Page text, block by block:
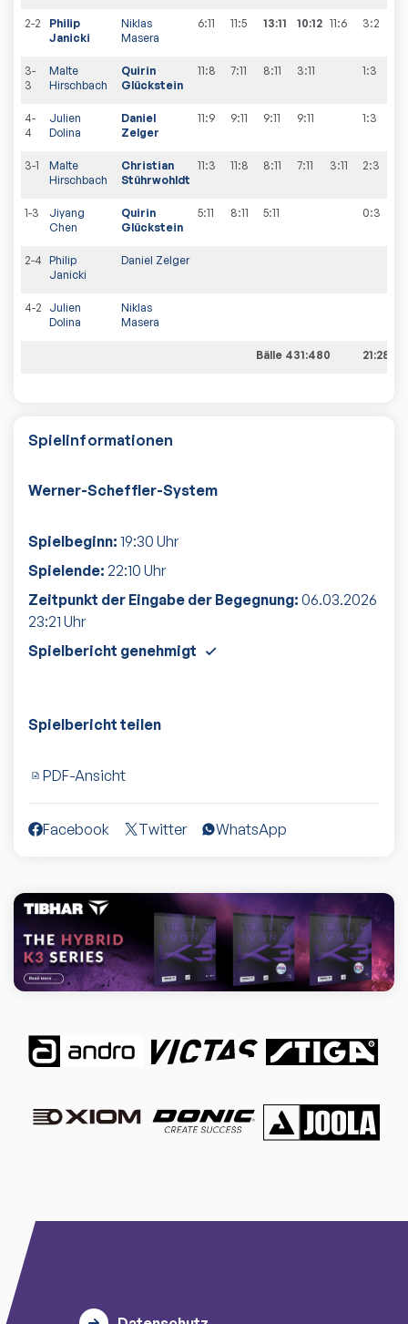
2-2
Philip
Janicki
Niklas
Masera
6:11 11:5 13:11 10:12 11:6 3:2
3-
3
Malte
Hirschbach
Quirin
Glückstein
11:8 7:11 8:11 3:11 1:3
4-
4
Julien
Dolina
Daniel
Zelger
11:9 9:11 9:11 9:11 1:3
3-1
Malte
Hirschbach
Christian
Stührwohldt
11:3 11:8 8:11 7:11 3:11 2:3
1-3
Jiyang
Chen
Quirin
Glückstein
5:11 8:11 5:11 0:3
2-4 Philip
Janicki
Daniel Zelger
4-2
Julien
Dolina
Niklas
Masera
Bälle 431:480 21:28
Spielinformationen
Werner-Scheffler-System
Spielbeginn: 19:30 Uhr
Spielende: 22:10 Uhr
Zeitpunkt der Eingabe der Begegnung: 06.03.2026
23:21 Uhr
Spielbericht genehmigt
Spielbericht teilen
PDF-Ansicht
Facebook Twitter WhatsApp